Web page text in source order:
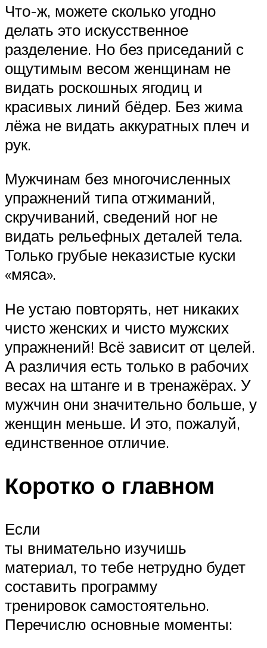
Что-ж, можете сколько угодно
делать это искусственное
разделение. Но без приседаний с
ощутимым весом женщинам не
видать роскошных ягодиц и
красивых линий бёдер. Без жима
лёжа не видать аккуратных плеч и
рук.
Мужчинам без многочисленных
упражнений типа отжиманий,
скручиваний, сведений ног не
видать рельефных деталей тела.
Только грубые неказистые куски
«мяса».
Не устаю повторять, нет никаких
чисто женских и чисто мужских
упражнений! Всё зависит от целей.
А различия есть только в рабочих
весах на штанге и в тренажёрах. У
мужчин они значительно больше, у
женщин меньше. И это, пожалуй,
единственное отличие.
Коротко о главном
Если
ты внимательно изучишь
материал, то тебе нетрудно будет
составить программу
тренировок самостоятельно.
Перечислю основные моменты: